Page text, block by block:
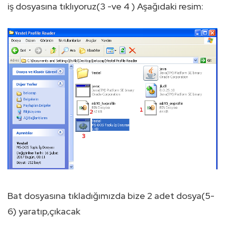
iş dosyasına tıklıyoruz(3 -ve 4 ) Aşağıdaki resim:
Bat dosyasına tıkladığımızda bize 2 adet dosya(5-
6) yaratıp,çıkacak